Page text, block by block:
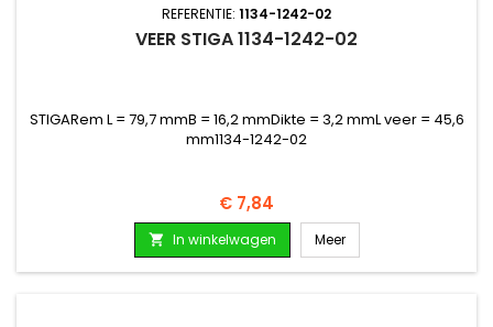
REFERENTIE: 1134-1242-02
VEER STIGA 1134-1242-02
STIGARem L = 79,7 mmB = 16,2 mmDikte = 3,2 mmL veer = 45,6
mm1134-1242-02
Prijs
€ 7,84
 In winkelwagen Meer